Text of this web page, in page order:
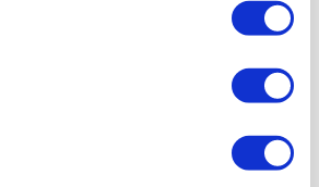
ballenjongens/-meiden